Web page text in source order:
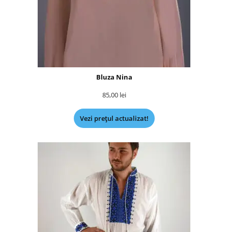
Bluza Nina
85,00 lei
Vezi prețul actualizat!